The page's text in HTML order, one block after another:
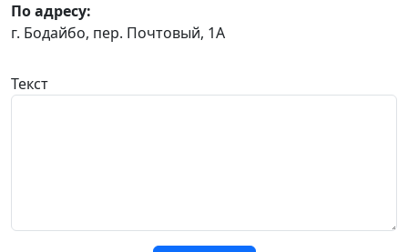
По адресу:
г. Бодайбо, пер. Почтовый, 1А
Текст